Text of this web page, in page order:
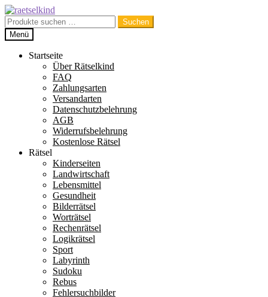
Zur
Navigation
springen
Zum
Inhalt
springen
Suchen
nach:
Suchen
Menü
Startseite
Über Rätselkind
FAQ
Zahlungsarten
Versandarten
Datenschutzbelehrung
AGB
Widerrufsbelehrung
Kostenlose Rätsel
Rätsel
Kinderseiten
Landwirtschaft
Lebensmittel
Gesundheit
Bilderrätsel
Worträtsel
Rechenrätsel
Logikrätsel
Sport
Labyrinth
Sudoku
Rebus
Fehlersuchbilder